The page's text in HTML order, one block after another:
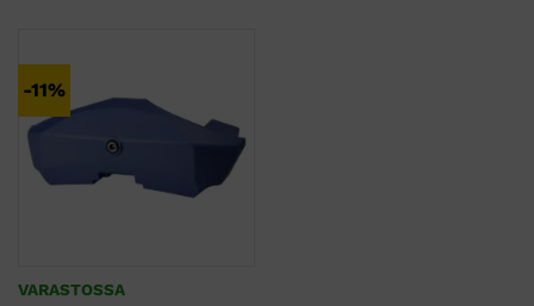
-11%
VARASTOSSA